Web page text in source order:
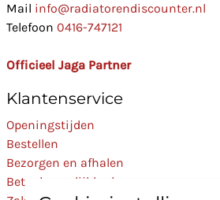
Mail info@radiatorendiscounter.nl
Telefoon 0416-747121
Officieel Jaga Partner
Klantenservice
Openingstijden
Bestellen
Bezorgen en afhalen
Betaalmogelijkheden